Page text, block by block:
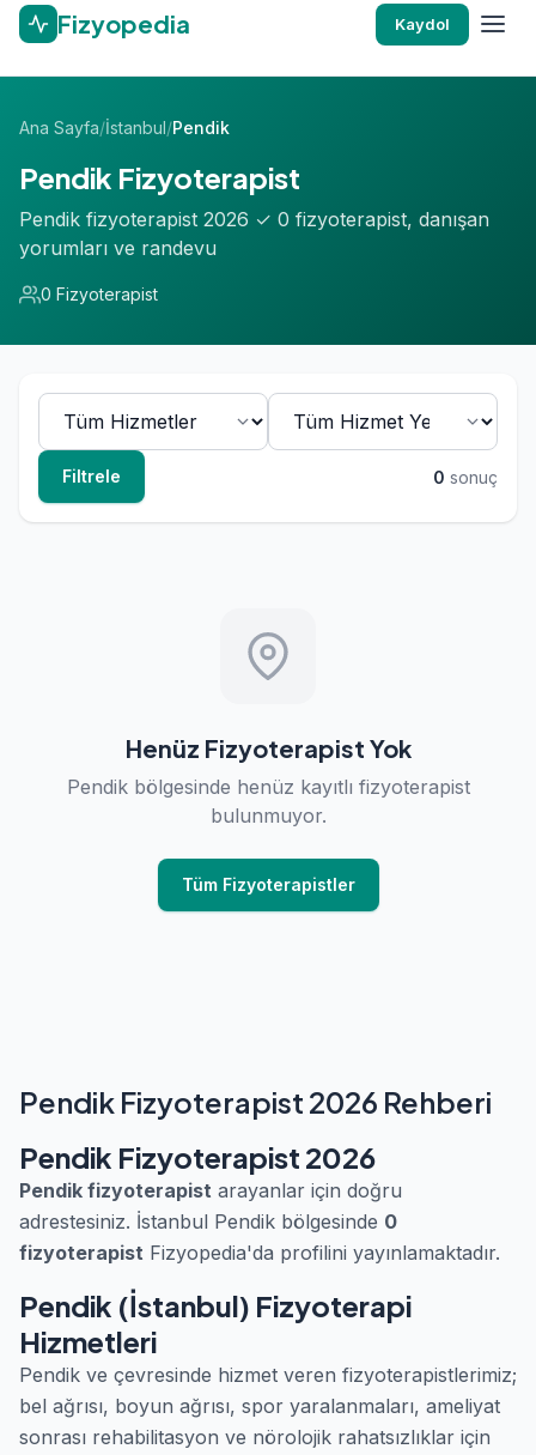
Fizyopedia Kaydol
Ana Sayfa/İstanbul/Pendik
Pendik Fizyoterapist
Pendik fizyoterapist 2026 ✓ 0 fizyoterapist, danışan
yorumları ve randevu
0 Fizyoterapist
Filtrele 0 sonuç
Henüz Fizyoterapist Yok
Pendik bölgesinde henüz kayıtlı fizyoterapist
bulunmuyor.
Tüm Fizyoterapistler
Pendik Fizyoterapist 2026 Rehberi
Pendik Fizyoterapist 2026
Pendik fizyoterapist arayanlar için doğru
adrestesiniz. İstanbul Pendik bölgesinde 0
fizyoterapist Fizyopedia'da profilini yayınlamaktadır.
Pendik (İstanbul) Fizyoterapi
Hizmetleri
Pendik ve çevresinde hizmet veren fizyoterapistlerimiz;
bel ağrısı, boyun ağrısı, spor yaralanmaları, ameliyat
sonrası rehabilitasyon ve nörolojik rahatsızlıklar için